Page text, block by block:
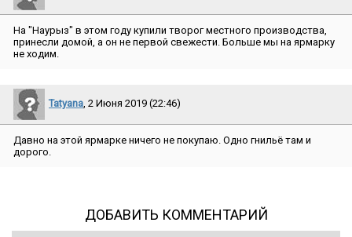
На ″Наурыз″ в этом году купили творог местного производства,
принесли домой, а он не первой свежести. Больше мы на ярмарку
не ходим.
Tatyana, 2 Июня 2019 (22:46)
Давно на этой ярмарке ничего не покупаю. Одно гнильё там и
дорого.
ДОБАВИТЬ КОММЕНТАРИЙ